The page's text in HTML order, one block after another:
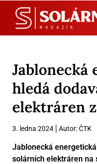
Jablonecká
hledá
elektráren
3. ledna 2024 Autor:ČTK
Jablonecká
solárních elektráren na